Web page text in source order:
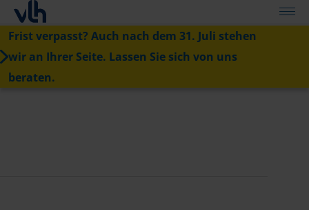
Frist verpasst? Auch nach dem 31. Juli stehen
wir an Ihrer Seite. Lassen Sie sich von uns
beraten.